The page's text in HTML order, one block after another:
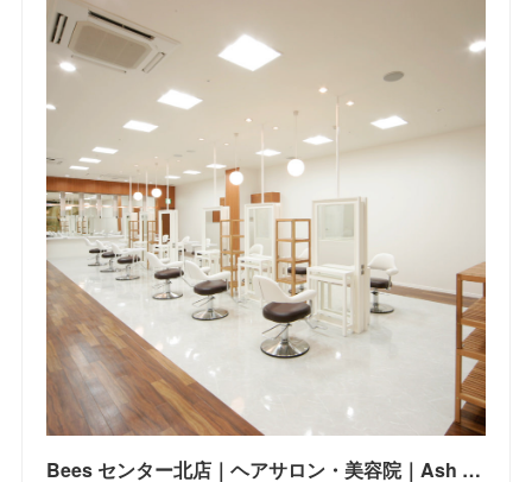
Bees センター北店｜ヘアサロン・美容院｜Ash オフィシャルサイト